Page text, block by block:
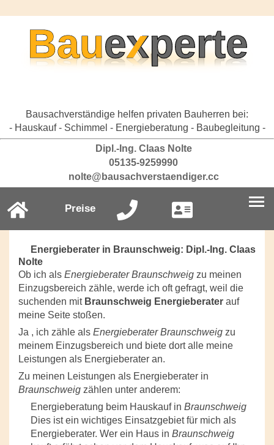
Bausachverständige helfen privaten Bauherren bei:
- Hauskauf - Schimmel - Energieberatung - Baubegleitung -
Dipl.-Ing. Claas Nolte
05135-9259990
nolte@bausachverstaendiger.cc
Preise
Energieberater in Braunschweig: Dipl.-Ing. Claas
Nolte
Ob ich als Energieberater Braunschweig zu meinen
Einzugsbereich zähle, werde ich oft gefragt, weil die
suchenden mit Braunschweig Energieberater auf
meine Seite stoßen.
Ja , ich zähle als Energieberater Braunschweig zu
meinem Einzugsbereich und biete dort alle meine
Leistungen als Energieberater an.
Zu meinen Leistungen als Energieberater in
Braunschweig zählen unter anderem:
Energieberatung beim Hauskauf in Braunschweig
Dies ist ein wichtiges Einsatzgebiet für mich als
Energieberater. Wer ein Haus in Braunschweig